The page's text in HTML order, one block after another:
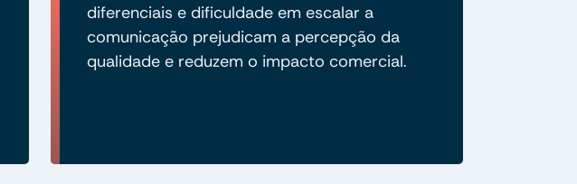
diferenciais e dificuldade em escalar a
comunicação prejudicam a percepção da
qualidade e reduzem o impacto comercial.